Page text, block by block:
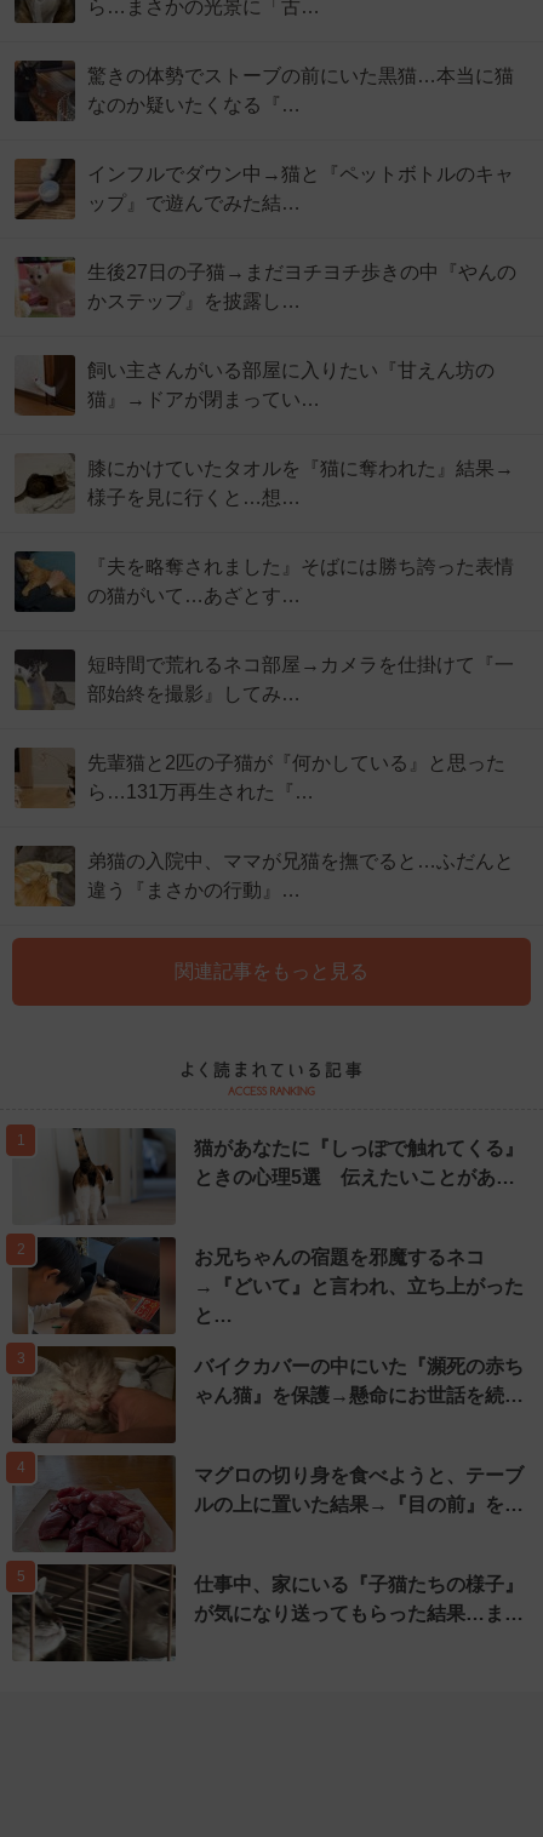
ら…まさかの光景に「古…
驚きの体勢でストーブの前にいた黒猫…本当に猫
なのか疑いたくなる『…
インフルでダウン中→猫と『ペットボトルのキャ
ップ』で遊んでみた結…
生後27日の子猫→まだヨチヨチ歩きの中『やんの
かステップ』を披露し…
飼い主さんがいる部屋に入りたい『甘えん坊の
猫』→ドアが閉まってい…
膝にかけていたタオルを『猫に奪われた』結果→
様子を見に行くと…想…
『夫を略奪されました』そばには勝ち誇った表情
の猫がいて…あざとす…
短時間で荒れるネコ部屋→カメラを仕掛けて『一
部始終を撮影』してみ…
先輩猫と2匹の子猫が『何かしている』と思った
ら…131万再生された『…
弟猫の入院中、ママが兄猫を撫でると…ふだんと
違う『まさかの行動』…
関連記事をもっと見る
1
猫があなたに『しっぽで触れてくる』
ときの心理5選 伝えたいことがあ…
2
お兄ちゃんの宿題を邪魔するネコ
→『どいて』と言われ、立ち上がった
と…
3
バイクカバーの中にいた『瀕死の赤ち
ゃん猫』を保護→懸命にお世話を続…
4
マグロの切り身を食べようと、テーブ
ルの上に置いた結果→『目の前』を…
5
仕事中、家にいる『子猫たちの様子』
が気になり送ってもらった結果…ま…